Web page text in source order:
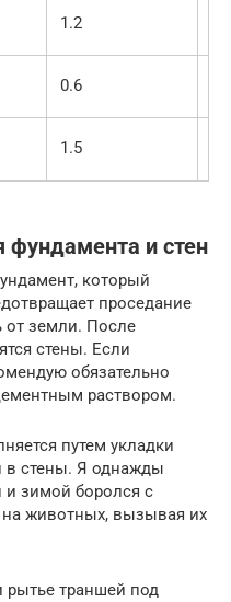
1.2
0.6
1.5
фундамента и стен
который
проседание
от земли. После
стены. Если
обязательно
раствором.
путем укладки
в стены. Я однажды
и зимой боролся с
на животных, вызывая их
рытье траншей под